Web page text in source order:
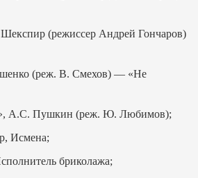
(режиссер Андрей Гончаров)
(реж. В. Смехов) — «Не
А.С. Пушкин (реж. Ю. Любимов);
Исмена;
бриколажа;